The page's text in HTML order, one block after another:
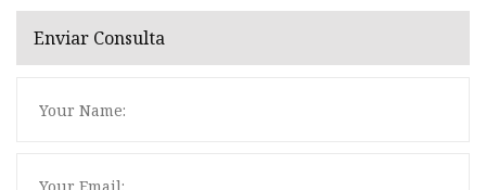
Enviar Consulta